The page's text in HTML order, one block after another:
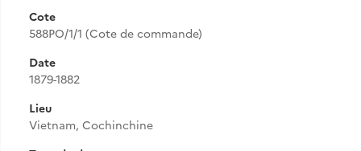
Cote
588PO/1/1 (Cote de commande)
Date
1879-1882
Lieu
Vietnam, Cochinchine